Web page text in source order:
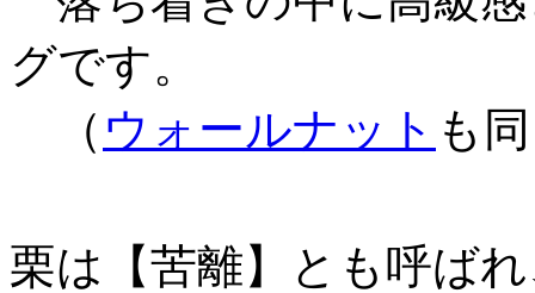
グです。
（ ウォールナット も
栗は【苦離】とも呼ば